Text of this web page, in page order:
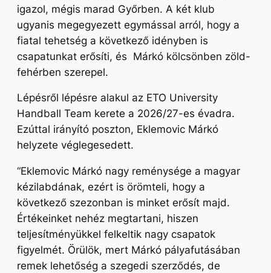
igazol, mégis marad Győrben. A két klub
ugyanis megegyezett egymással arról, hogy a
fiatal tehetség a következő idényben is
csapatunkat erősíti, és Márkó kölcsönben zöld-
fehérben szerepel.
Lépésről lépésre alakul az ETO University
Handball Team kerete a 2026/27-es évadra.
Ezúttal irányító poszton, Eklemovic Márkó
helyzete véglegesedett.
“Eklemovic Márkó nagy reménysége a magyar
kézilabdának, ezért is örömteli, hogy a
következő szezonban is minket erősít majd.
Értékeinket nehéz megtartani, hiszen
teljesítményükkel felkeltik nagy csapatok
figyelmét. Örülök, mert Márkó pályafutásában
remek lehetőség a szegedi szerződés, de